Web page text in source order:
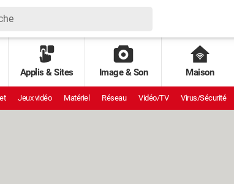
Applis & Sites Image & Son Maison
Jeux vidéo Matériel Réseau Vidéo/TV Virus/Sécurité